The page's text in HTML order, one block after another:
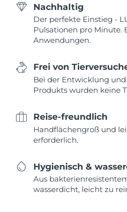
Nachhaltig
Der perfekte Einstieg -
Pulsationen pro Minute.
Anwendungen.
Frei von
Bei der Entwicklung
Produkts wurden keine
Reise-freundlich
Handflächengroß und
erforderlich.
Hygienisch &
Aus
wasserdicht, leicht zu